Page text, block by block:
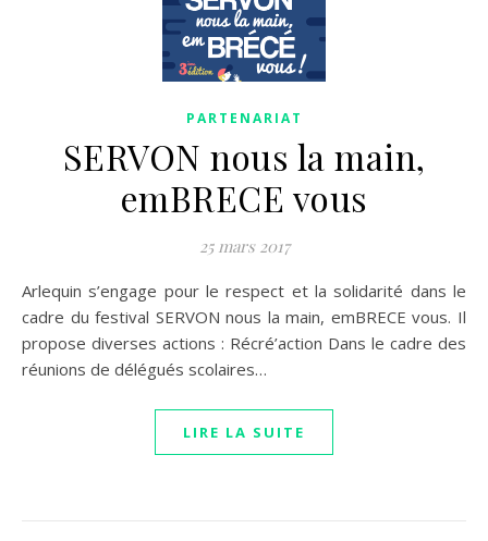
PARTENARIAT
SERVON nous la main,
emBRECE vous
25 mars 2017
Arlequin s’engage pour le respect et la solidarité dans le
cadre du festival SERVON nous la main, emBRECE vous. Il
propose diverses actions : Récré’action Dans le cadre des
réunions de délégués scolaires…
LIRE LA SUITE